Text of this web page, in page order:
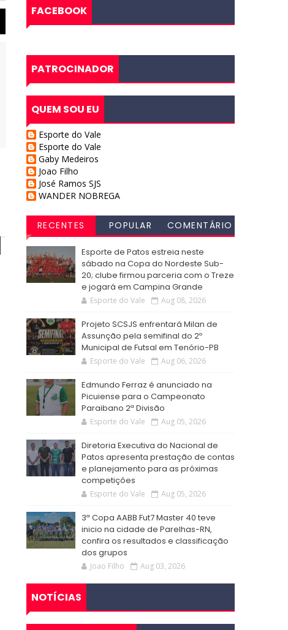
FACEBOOK
PATROCINADOR
QUEM SOU EU
Esporte do Vale
Esporte do Vale
Gaby Medeiros
Joao Filho
José Ramos SJS
WANDER NOBREGA
RECENTES POPULAR
COMENTÁRIO
Esporte de Patos estreia neste
sábado na Copa do Nordeste Sub-
20; clube firmou parceria com o Treze
e jogará em Campina Grande
Esporte do Vale Aug 08, 2026
Projeto SCSJS enfrentará Milan de
Assunção pela semifinal do 2º
Municipal de Futsal em Tenório-PB
Esporte do Vale Aug 06, 2026
Edmundo Ferraz é anunciado na
Picuiense para o Campeonato
Paraibano 2ª Divisão
Esporte do Vale Aug 05, 2026
Diretoria Executiva do Nacional de
Patos apresenta prestação de contas
e planejamento para as próximas
competições
Esporte do Vale Aug 05, 2026
3ª Copa AABB Fut7 Master 40 teve
inicio na cidade de Parelhas-RN,
confira os resultados e classificação
dos grupos
Joao Filho Aug 03, 2026
NOTÍCIAS